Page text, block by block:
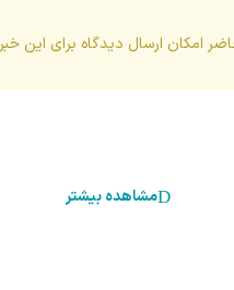
امکان ارسال دیدگاه برای این خبر
مشاهده بیشتر